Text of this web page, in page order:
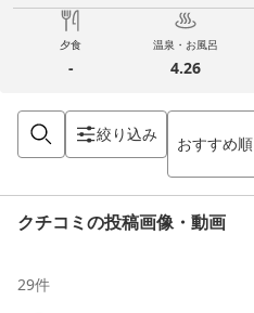
夕食
-
温泉・お風呂
4.26
絞り込み おすすめ順
クチコミの投稿画像・動画
29件